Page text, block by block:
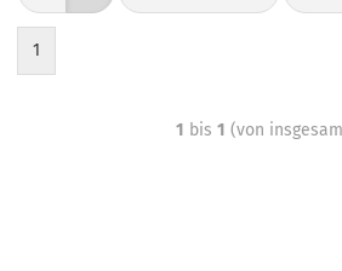
1
1 bis 1 (von